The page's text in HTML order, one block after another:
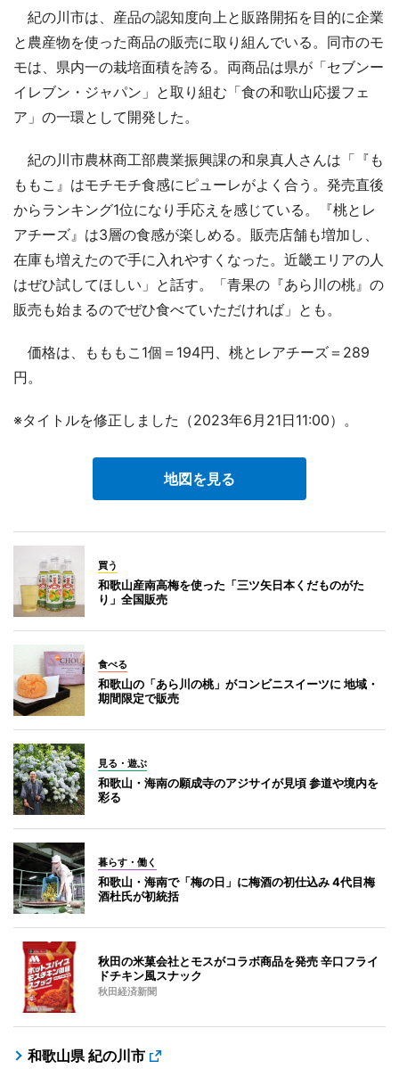
紀の川市は、産品の認知度向上と販路開拓を目的に企業
と農産物を使った商品の販売に取り組んでいる。同市のモ
モは、県内一の栽培面積を誇る。両商品は県が「セブンー
イレブン・ジャパン」と取り組む「食の和歌山応援フェ
ア」の一環として開発した。
紀の川市農林商工部農業振興課の和泉真人さんは「『も
ももこ』はモチモチ食感にピューレがよく合う。発売直後
からランキング1位になり手応えを感じている。『桃とレ
アチーズ』は3層の食感が楽しめる。販売店舗も増加し、
在庫も増えたので手に入れやすくなった。近畿エリアの人
はぜひ試してほしい」と話す。「青果の『あら川の桃』の
販売も始まるのでぜひ食べていただければ」とも。
価格は、もももこ1個＝194円、桃とレアチーズ＝289
円。
※タイトルを修正しました（2023年6月21日11:00）。
地図を見る
買う
和歌山産南高梅を使った「三ツ矢日本くだものがた
り」全国販売
食べる
和歌山の「あら川の桃」がコンビニスイーツに 地域・
期間限定で販売
見る・遊ぶ
和歌山・海南の願成寺のアジサイが見頃 参道や境内を
彩る
暮らす・働く
和歌山・海南で「梅の日」に梅酒の初仕込み 4代目梅
酒杜氏が初統括
秋田の米菓会社とモスがコラボ商品を発売 辛口フライ
ドチキン風スナック
秋田経済新聞
和歌山県 紀の川市